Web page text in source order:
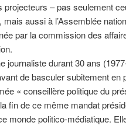
projecteurs – pas seulement
mais aussi à l’Assemblée
par la commission des
journaliste durant 30 ans
de basculer subitement en
« conseillère politique du
fin de ce même mandat
monde politico-médiatique.